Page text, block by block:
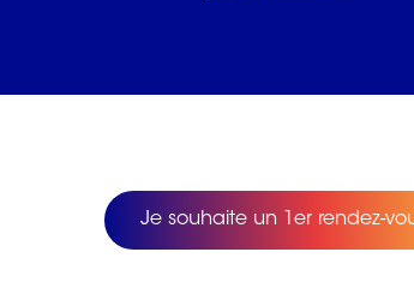
Je souhaite un 1er rendez-